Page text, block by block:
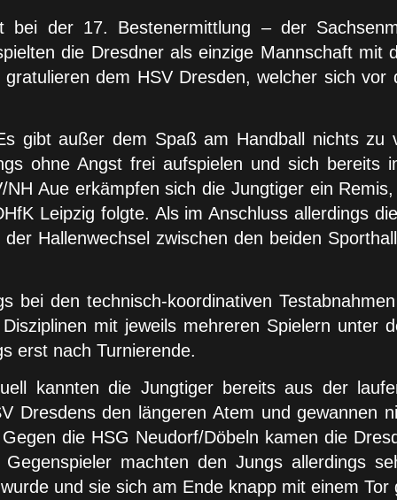
bei der 17. Bestenermittlung – der
die Dresdner als einzige Mannschaft mit
dem HSV Dresden, welcher sich
gibt außer dem Spaß am Handball nichts
ohne Angst frei aufspielen und sich bereits
Aue erkämpfen sich die Jungtiger ein
Leipzig folgte. Als im Anschluss allerdings
Hallenwechsel zwischen den beiden
bei den technisch-koordinativen
mit jeweils mehreren Spielern unter
erst nach Turnierende.
kannten die Jungtiger bereits aus der
Dresdens den längeren Atem und gewannen
die HSG Neudorf/Döbeln kamen die
machten den Jungs allerdings
und sie sich am Ende knapp mit einem